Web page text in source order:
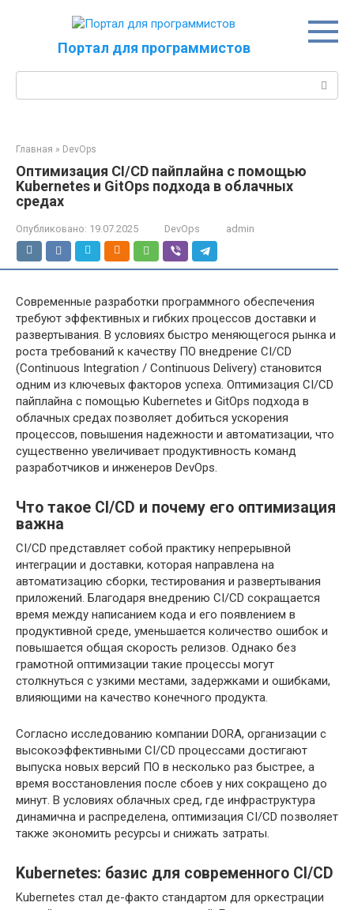
Портал для программистов
Главная » DevOps
Оптимизация CI/CD пайплайна с помощью
Kubernetes и GitOps подхода в облачных
средах
Опубликовано: 19.07.2025 DevOps admin
Современные разработки программного обеспечения
требуют эффективных и гибких процессов доставки и
развертывания. В условиях быстро меняющегося рынка и
роста требований к качеству ПО внедрение CI/CD
(Continuous Integration / Continuous Delivery) становится
одним из ключевых факторов успеха. Оптимизация CI/CD
пайплайна с помощью Kubernetes и GitOps подхода в
облачных средах позволяет добиться ускорения
процессов, повышения надежности и автоматизации, что
существенно увеличивает продуктивность команд
разработчиков и инженеров DevOps.
Что такое CI/CD и почему его оптимизация
важна
CI/CD представляет собой практику непрерывной
интеграции и доставки, которая направлена на
автоматизацию сборки, тестирования и развертывания
приложений. Благодаря внедрению CI/CD сокращается
время между написанием кода и его появлением в
продуктивной среде, уменьшается количество ошибок и
повышается общая скорость релизов. Однако без
грамотной оптимизации такие процессы могут
столкнуться с узкими местами, задержками и ошибками,
влияющими на качество конечного продукта.
Согласно исследованию компании DORA, организации с
высокоэффективными CI/CD процессами достигают
выпуска новых версий ПО в несколько раз быстрее, а
время восстановления после сбоев у них сокращено до
минут. В условиях облачных сред, где инфраструктура
динамична и распределена, оптимизация CI/CD позволяет
также экономить ресурсы и снижать затраты.
Kubernetes: базис для современного CI/CD
Kubernetes стал де-факто стандартом для оркестрации